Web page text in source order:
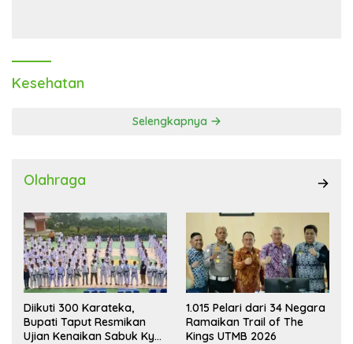
Kesehatan
Selengkapnya
Olahraga
Diikuti 300 Karateka,
Bupati Taput Resmikan
Ujian Kenaikan Sabuk Kyu
1.015 Pelari dari 34 Negara
Ramaikan Trail of The
Kings UTMB 2026